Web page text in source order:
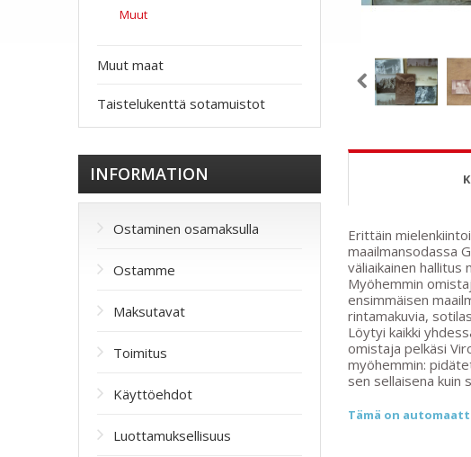
Erittäin
maailmansodassa
väliaikainen hallitus
Myöhemmin
ensimmäisen
rintamakuvia,
Löytyi kaikki
omistaja pelkäsi
myöhemmin:
sen sellaisena kuin
Tämä on
Muut
Muut maat
Taistelukenttä sotamuistot
INFORMATION
Ostaminen osamaksulla
Ostamme
Maksutavat
Toimitus
Käyttöehdot
Luottamuksellisuus